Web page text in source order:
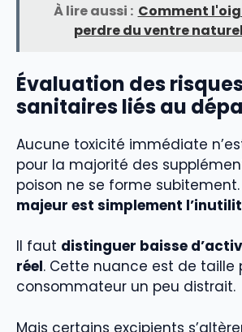
À lire aussi : Comment
perdre du ventre
Évaluation des
sanitaires liés au
Aucune toxicité immédiate
pour la majorité des
poison ne se forme subitement.
majeur est simplement
Il faut distinguer baisse
réel. Cette nuance est de taille
consommateur un peu distrait.
Mais certains excipients